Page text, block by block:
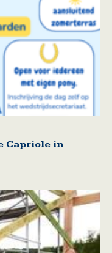
Capriole in